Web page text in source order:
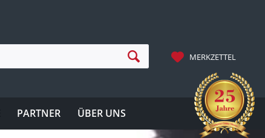
MERKZETTEL
PARTNER ÜBER UNS